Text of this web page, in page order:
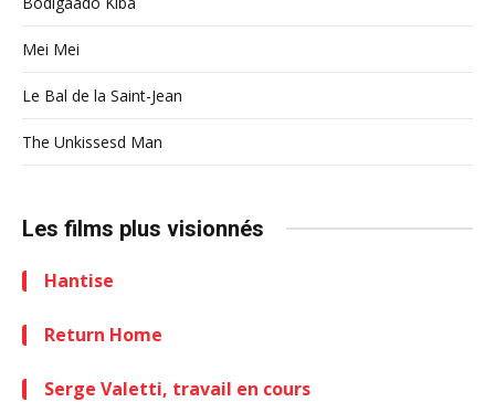
Mei Mei
Le Bal de la Saint-Jean
The Unkissesd Man
Les films plus visionnés
Hantise
Return Home
Serge Valetti, travail en cours